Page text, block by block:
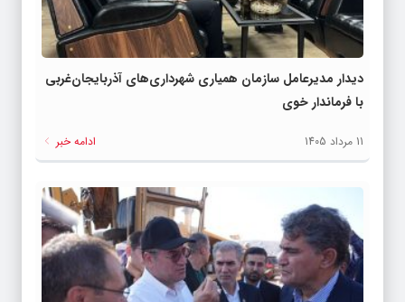
دیدار مدیرعامل سازمان همیاری شهرداری‌های آذربایجان‌غربی
با فرماندار خوی
11 مرداد 1405 ادامه خبر